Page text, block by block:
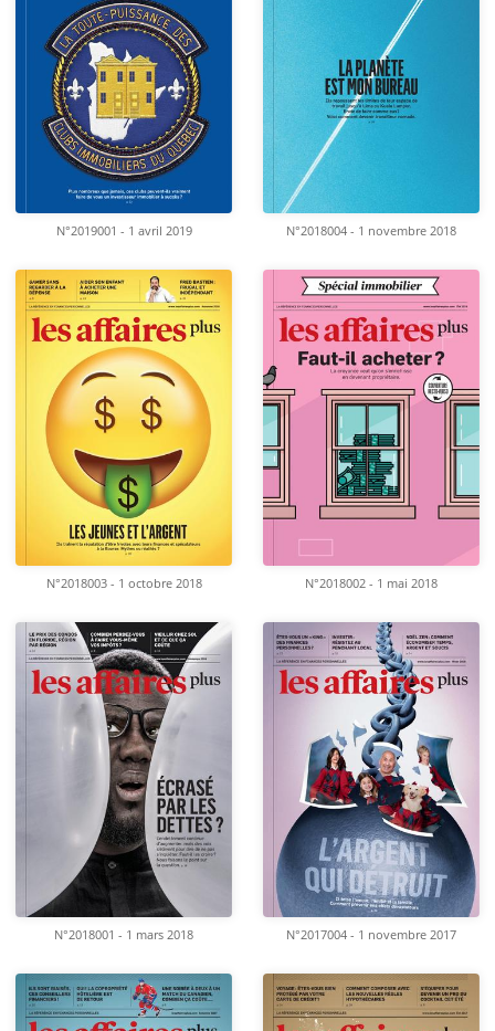
N°2019001 - 1 avril 2019 N°2018004 - 1 novembre 2018
N°2018003 - 1 octobre 2018 N°2018002 - 1 mai 2018
N°2018001 - 1 mars 2018 N°2017004 - 1 novembre 2017